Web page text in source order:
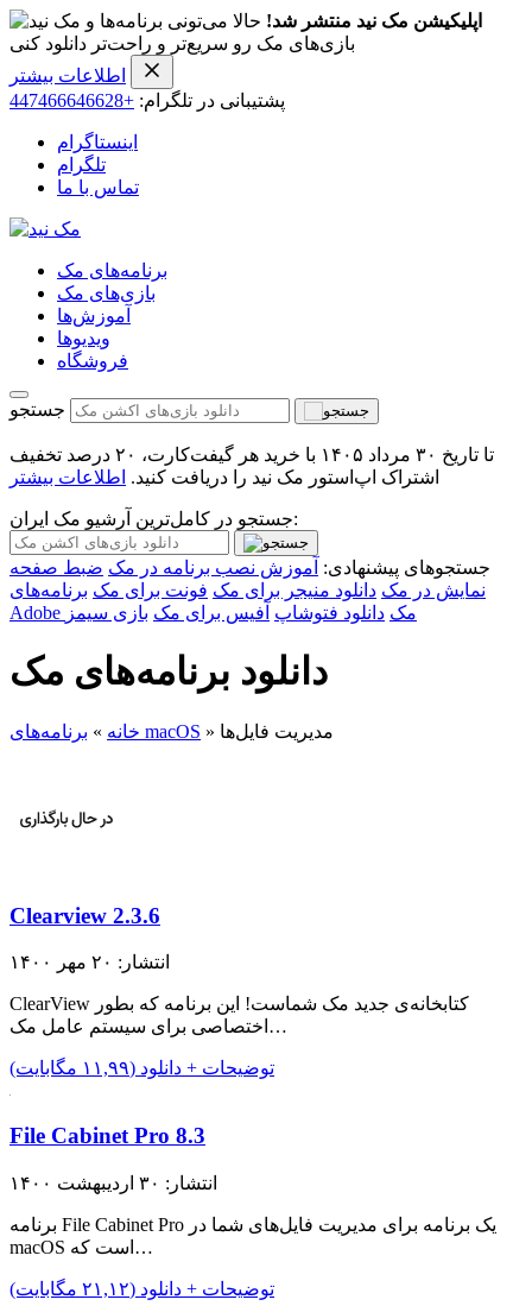
اپلیکیشن مک نید منتشر شد! حالا می‌تونی برنامه‌ها و
بازی‌های مک رو سریع‌تر و راحت‌تر دانلود کنی
اطلاعات بیشتر
پشتیبانی در تلگرام: +447466646628
اینستاگرام
تلگرام
تماس با ما
برنامه‌های مک
بازی‌های مک
آموزش‌ها
ویدیو‌ها
فروشگاه
جستجو
تا تاریخ ۳۰ مرداد ۱۴۰۵ با خرید هر گیفت‌کارت، ۲۰ درصد تخفیف
اشتراک اپ‌استور مک نید را دریافت کنید. اطلاعات بیشتر
جستجو در کامل‌ترین آرشیو مک ایران:
جستجوهای پیشنهادی: آموزش نصب برنامه در مک ضبط صفحه
نمایش در مک دانلود منیجر برای مک فونت برای مک برنامه‌های
Adobe مک دانلود فتوشاپ آفیس برای مک بازی سیمز
دانلود برنامه‌های مک
خانه » برنامه‌های macOS » مدیریت فایل‌ها
Clearview 2.3.6
انتشار: ۲۰ مهر ۱۴۰۰
ClearView کتابخانه‌ی جدید مک شماست! این برنامه که بطور
اختصاصی برای سیستم عامل مک…
توضیحات + دانلود (۱۱,۹۹ مگابایت)
File Cabinet Pro 8.3
انتشار: ۳۰ اردیبهشت ۱۴۰۰
برنامه File Cabinet Pro یک برنامه برای مدیریت فایل‌های شما در
macOS است که…
توضیحات + دانلود (۲۱,۱۲ مگابایت)